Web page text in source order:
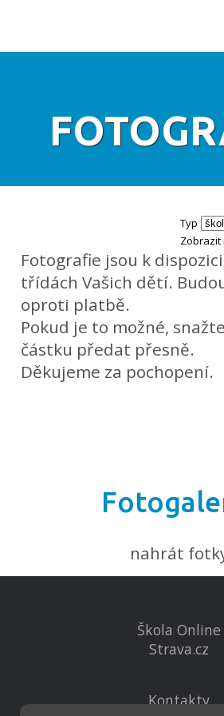
Typ
Zobrazit
Fotografie jsou k
třídách Vašich dětí.
oproti platbě.
Pokud je to možné,
částku předat přesně.
Děkujeme za pochopení.
nahrát
Škola Online
Strava.cz
Kontakty